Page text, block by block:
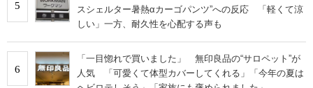
5
スシェルター暑熱αカーゴパンツ”への反応 「軽くて涼
しい」一方、耐久性を心配する声も
6
「一目惚れで買いました」 無印良品の“サロペット”が
人気 「可愛くて体型カバーしてくれる」「今年の夏は